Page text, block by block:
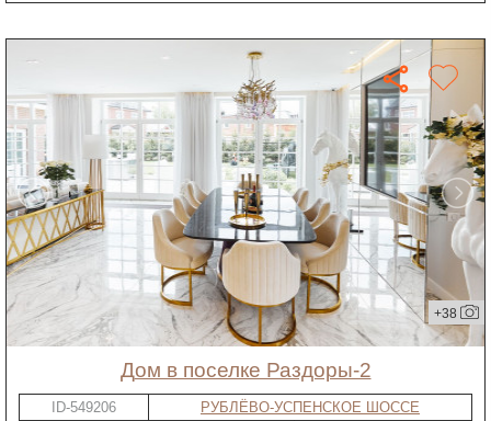
+38
дом в поселке Раздоры-2
ID-549206
РУБЛЁВО-УСПЕНСКОЕ ШОССЕ